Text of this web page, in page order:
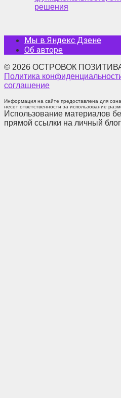
решения
Мы в Яндекс Дзене
Об авторе
© 2026 ОСТРОВОК
Политика
соглашение
Информация на сайте предоставлена для
несет ответственности за использование
Использование материалов
прямой ссылки на личный